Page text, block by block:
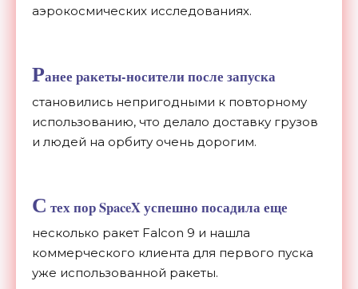
аэрокосмических исследованиях.
Ранее ракеты-носители после запуска
становились непригодными к повторному
использованию, что делало доставку грузов
и людей на орбиту очень дорогим.
С тех пор SpaceX успешно посадила еще
несколько ракет Falcon 9 и нашла
коммерческого клиента для первого пуска
уже использованной ракеты.